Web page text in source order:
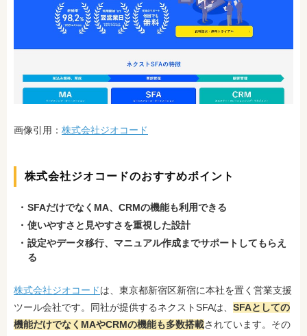
画像引用： 株式会社ジオコード
株式会社ジオコードのおすすめポイント
SFAだけでなくMA、CRMの機能も利用できる
使いやすさと見やすさを重視した設計
設定やデータ移行、マニュアル作成までサポートしてもらえ
る
株式会社ジオコードは、東京都新宿区新宿に本社を置く営業支援
ツール会社です。同社が提供するネクストSFAは、 SFAとしての
機能だけでなくMAやCRMの機能も多数搭載されています。その